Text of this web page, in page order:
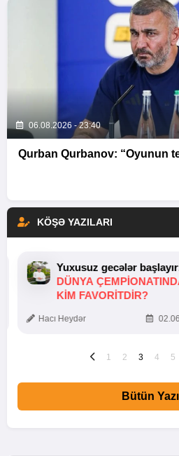
06.08.2026 - 23:40
Qurban Qurbanov: “Oyunun
KÖŞƏ YAZILARI
Yuxusuz gecələr
DÜNYA
KIM FAVORITDIR?
Hacı Heydər
1 2 3 4 5
Bütün